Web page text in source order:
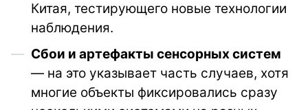
Китая, тестирующего новые технологии
наблюдения.
Сбои и артефакты сенсорных систем
— на это указывает часть случаев, хотя
многие объекты фиксировались сразу